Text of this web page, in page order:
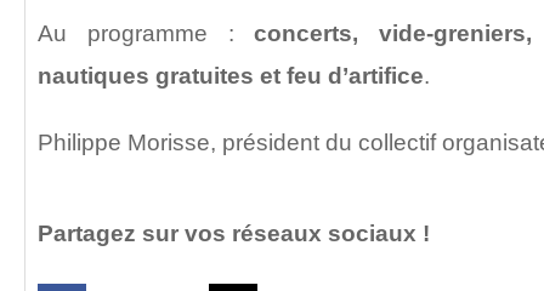
Au programme :concerts, vide-
nautiques gratuites et feu d’artifice.
Philippe Morisse, président du collectif
Partagez sur vos réseaux sociaux !